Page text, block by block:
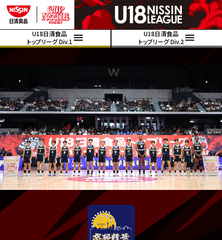
U18日清食品
トップリーグ Div.1
U18日清食品
トップリーグ Div.2